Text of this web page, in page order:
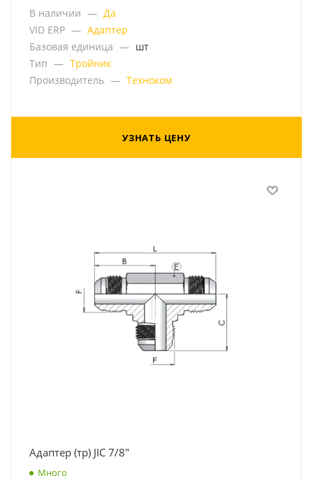
В наличии — Да
VID ERP — Адаптер
Базовая единица — шт
Тип — Тройник
Производитель — Техноком
УЗНАТЬ ЦЕНУ
Адаптер (тр) JIC 7/8"
Много